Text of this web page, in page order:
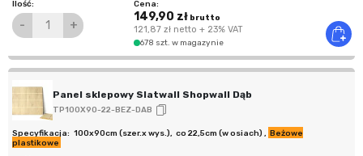
- +
149,90 złbrutto
121,87 złnetto + 23% VAT
678 szt. w magazynie
Panel sklepowy Slatwall Shopwall Dąb
TP100X90-22-BEZ-DAB
100x90cm (szer.x wys.), co 22,5cm (w osiach) , Beżowe
plastikowe